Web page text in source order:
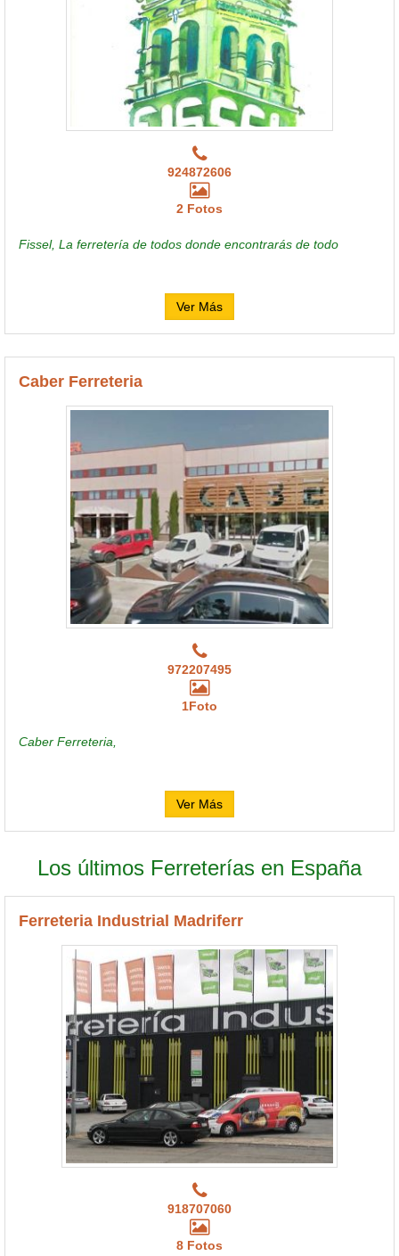
924872606
2 Fotos
Fissel, La ferretería de todos donde encontrarás de todo
Ver Más
Caber Ferreteria
972207495
1Foto
Caber Ferreteria,
Ver Más
Los últimos Ferreterías en España
Ferreteria Industrial Madriferr
918707060
8 Fotos